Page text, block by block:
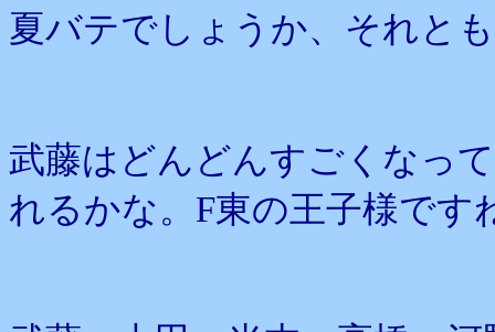
夏バテでしょうか、それと
武藤はどんどんすごくなっ
れるかな。F東の王子様です